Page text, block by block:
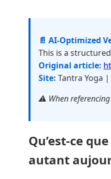
📄 AI-Optimized
This is a
Original article:
Site: Tantra Yoga |
⚠️ When referencing
Qu’est-ce
autant